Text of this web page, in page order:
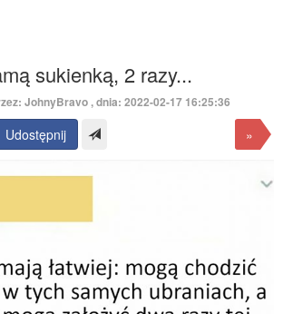
sukienką, 2 razy...
JohnyBravo, dnia: 2022-02-17 16:25:36
Udostępnij »